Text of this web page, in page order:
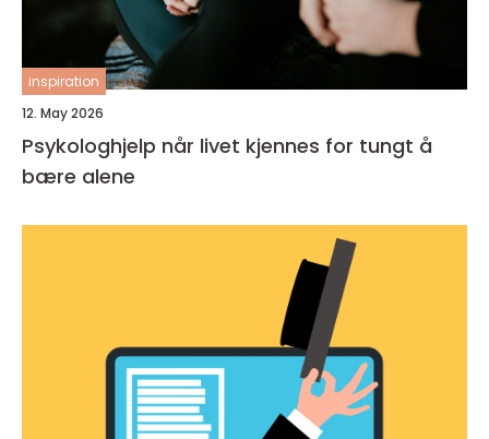
inspiration
12. May 2026
Psykologhjelp når livet kjennes for tungt å
bære alene